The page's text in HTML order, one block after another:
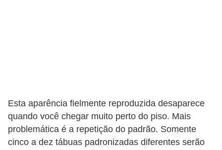
Esta aparência fielmente reproduzida desaparece
quando você chegar muito perto do piso. Mais
problemática é a repetição do padrão. Somente
cinco a dez tábuas padronizadas diferentes serão